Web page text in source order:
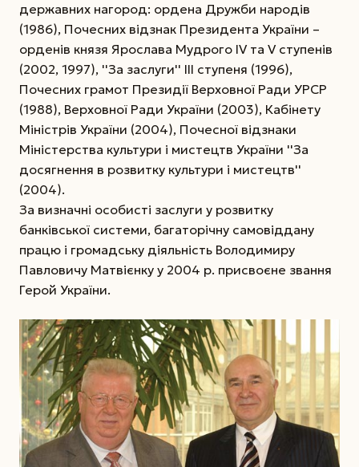
державних нагород: ордена Дружби народів
(1986), Почесних відзнак Президента України –
орденів князя Ярослава Мудрого IV та V ступенів
(2002, 1997), ''За заслуги'' ІІІ ступеня (1996),
Почесних грамот Президії Верховної Ради УРСР
(1988), Верховної Ради України (2003), Кабінету
Міністрів України (2004), Почесної відзнаки
Міністерства культури і мистецтв України ''За
досягнення в розвитку культури і мистецтв''
(2004).
За визначні особисті заслуги у розвитку
банківської системи, багаторічну самовіддану
працю і громадську діяльність Володимиру
Павловичу Матвієнку у 2004 р. присвоєне звання
Герой України.